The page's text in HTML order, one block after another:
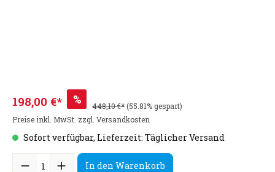
198,00 €* % 448,10 €*(55.81% gespart)
Preise inkl. MwSt. zzgl. Versandkosten
Sofort verfügbar, Lieferzeit: Täglicher Versand
In den Warenkorb